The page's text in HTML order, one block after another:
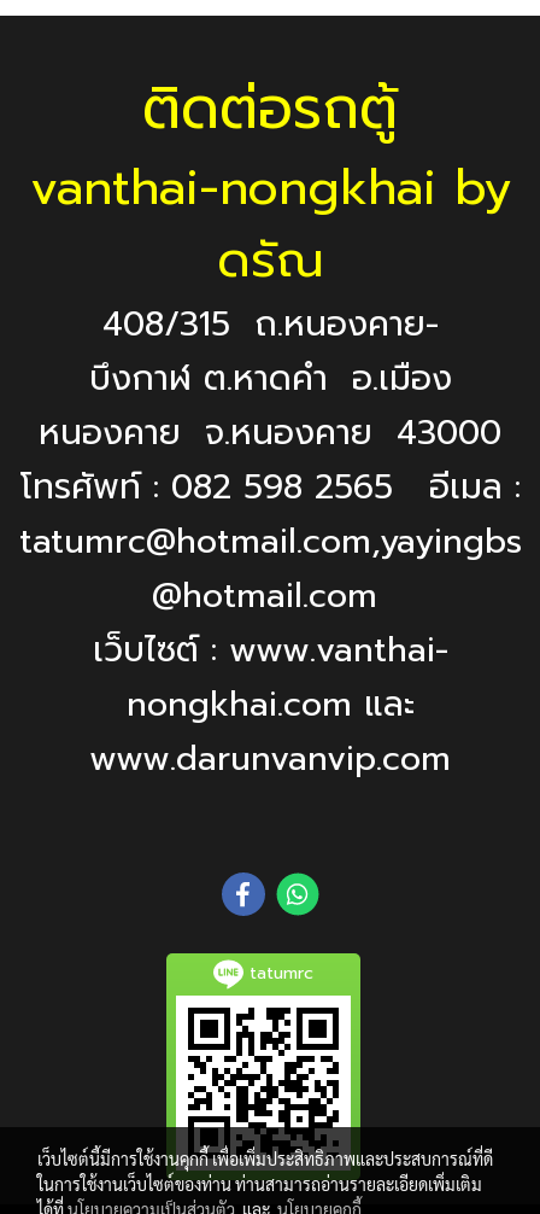
ติดต่อรถตู้
vanthai-nongkhai by
ดรัณ
408/315 ถ.หนองคาย-
บึงกาฬ ต.หาดคำ อ.เมือง
หนองคาย จ.หนองคาย 43000
โทรศัพท์ : 082 598 2565 อีเมล :
tatumrc@hotmail.com,yayingbs
@hotmail.com
เว็บไซต์ : www.vanthai-
nongkhai.com และ
www.darunvanvip.com
tatumrc
เว็บไซต์นี้มีการใช้งานคุกกี้ เพื่อเพิ่มประสิทธิภาพและประสบการณ์ที่ดี
ในการใช้งานเว็บไซต์ของท่าน ท่านสามารถอ่านรายละเอียดเพิ่มเติม
ได้ที่นโยบายความเป็นส่วนตัว และ นโยบายคุกกี้